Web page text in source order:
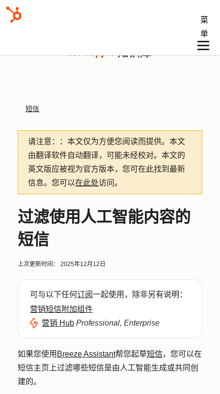
菜
单
知识库
短信
请注意： ：本文仅为方便您阅读而提供。 本文
由翻译软件自动翻译，可能未经校对。本文的
英文版应被视为官方版本，您可在此找到最新
信息。您可以在此处访问。
过滤使用人工智能内容的
短信
上次更新时间： 2025年12月12日
可与以下任何订阅一起使用，除非另有说明：
营销短信附加组件
营销 Hub Professional, Enterprise
如果您使用 Breeze Assistant帮您起草短信，您可以在
短信主页上过滤哪些短信是由人工智能生成或共同创
建的。